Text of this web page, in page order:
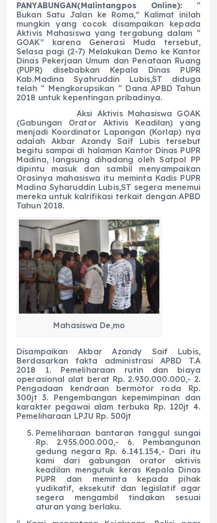
PANYABUNGAN(Malintangpos Online): “
Bukan Satu Jalan ke Roma,” Kalimat inilah
mungkin yang cocok disampaikan kepada
Aktivis Mahasiswa yang tergabung dalam “
GOAK” karena Generasi Muda tersebut,
Selasa pagi (2-7) Melakukan Demo ke Kantor
Dinas Pekerjaan Umum dan Penataan Ruang
(PUPR) disebabkan Kepala Dinas PUPR
Kab.Madina Syahruddin Lubis,ST diduga
telah “ Mengkorupsikan “ Dana APBD Tahun
2018 untuk kepentingan pribadinya.
Aksi Aktivis Mahasiswa GOAK
(Gabungan Orator Aktivis Keadilan) yang
menjadi Koordinator Lapangan (Korlap) nya
adalah Akbar Azandy Saif Lubis tersebut
begitu sampai di halaman Kantor Dinas PUPR
Madina, langsung dihadang oleh Satpol PP
dipintu masuk dan sambil menyampaikan
Orasinya mahasiswa itu meminta Kadis PUPR
Madina Syharuddin Lubis,ST segera menemui
mereka untuk kalrifikasi terkait dengan APBD
Tahun 2018.
Mahasiswa De,mo
Disampaikan Akbar Azandy Saif Lubis,
Berdasarkan fakta administrasi APBD T.A
2018 1. Pemeliharaan rutin dan biaya
operasional alat berat Rp. 2.930.000.000,- 2.
Pengadaan kendraan bermotor roda Rp.
300jt 3. Pengembangan kepemimpinan dan
karakter pegawai alam terbuka Rp. 120jt 4.
Pemeliharaan LPJU Rp. 500jt
Pemeliharaan bantaran tanggul sungai
Rp. 2.955.000.000,- 6. Pembangunan
gedung negara Rp. 6.141.154,- Dari itu
kami dari gabungan orator aktivis
keadilan mengutuk keras Kepala Dinas
PUPR dan meminta kepada pihak
yudikatif, eksekutif dan legislatif agar
segera mengambil tindakan sesuai
aturan yang berlaku.